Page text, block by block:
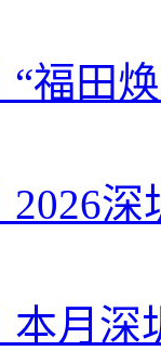
“福田
2026
本月